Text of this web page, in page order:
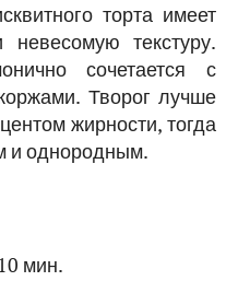
торта имеет
невесомую текстуру.
сочетается с
Творог лучше
жирности, тогда
и однородным.
мин.